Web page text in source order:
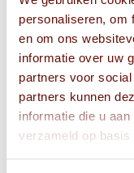
personaliseren, om
en om ons
informatie over uw
partners voor
partners kunnen
informatie die u
verzameld op